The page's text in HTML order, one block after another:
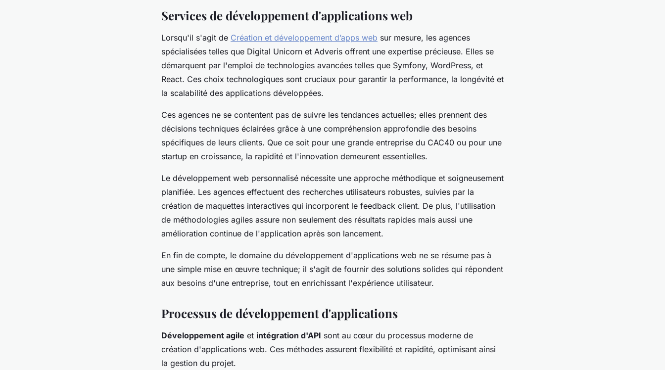
Services de développement d'applications web
Lorsqu'il s'agit de Création et développement d’apps web sur mesure, les agences
spécialisées telles que Digital Unicorn et Adveris offrent une expertise précieuse. Elles se
démarquent par l'emploi de technologies avancées telles que Symfony, WordPress, et
React. Ces choix technologiques sont cruciaux pour garantir la performance, la longévité et
la scalabilité des applications développées.
Ces agences ne se contentent pas de suivre les tendances actuelles; elles prennent des
décisions techniques éclairées grâce à une compréhension approfondie des besoins
spécifiques de leurs clients. Que ce soit pour une grande entreprise du CAC40 ou pour une
startup en croissance, la rapidité et l'innovation demeurent essentielles.
Le développement web personnalisé nécessite une approche méthodique et soigneusement
planifiée. Les agences effectuent des recherches utilisateurs robustes, suivies par la
création de maquettes interactives qui incorporent le feedback client. De plus, l'utilisation
de méthodologies agiles assure non seulement des résultats rapides mais aussi une
amélioration continue de l'application après son lancement.
En fin de compte, le domaine du développement d'applications web ne se résume pas à
une simple mise en œuvre technique; il s'agit de fournir des solutions solides qui répondent
aux besoins d'une entreprise, tout en enrichissant l'expérience utilisateur.
Processus de développement d'applications
Développement agile et intégration d'API sont au cœur du processus moderne de
création d'applications web. Ces méthodes assurent flexibilité et rapidité, optimisant ainsi
la gestion du projet.